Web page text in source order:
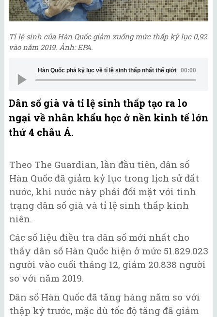
Tỉ lệ sinh của Hàn Quốc giảm xuống mức thấp kỷ lục 0,92
vào năm 2019. Ảnh: EPA.
00:00
Hàn Quốc phá kỷ lục về tỉ lệ sinh thấp nhất thế giới
Dân số già và tỉ lệ sinh thấp tạo ra lo
ngại về nhân khẩu học ở nền kinh tế lớn
thứ 4 châu Á.
Theo The Guardian, lần đầu tiên, dân số
Hàn Quốc đã giảm kỷ lục trong lịch sử đất
nước, khi nước này phải đối mặt với tình
trạng dân số già và tỉ lệ sinh thấp kinh
niên.
Các số liệu điều tra dân số mới nhất cho
thấy dân số Hàn Quốc hiện ở mức 51.829.023
người vào cuối tháng 12, giảm 20.838 người
so với năm 2019.
Dân số Hàn Quốc đã tăng hàng năm so với
thập kỷ trước, mặc dù tốc độ tăng đã giảm